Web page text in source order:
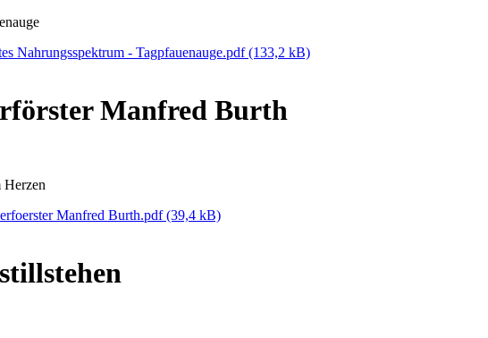
Nahrungsspektrum - Tagpfauenauge.pdf(133,2 kB)
Manfred Burth
Herzen
Manfred Burth.pdf(39,4 kB)